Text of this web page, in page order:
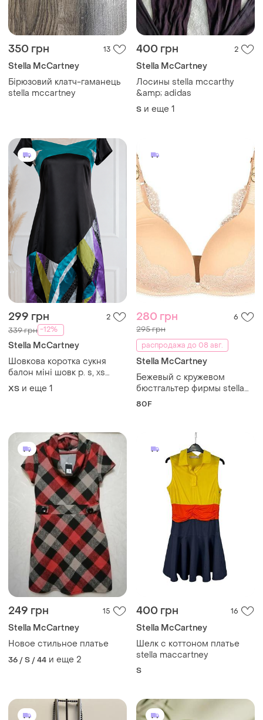
350 грн 13
Stella McCartney
Бірюзовий клатч-гаманець
stella mccartney
400 грн 2
Stella McCartney
Лосины stella mccarthy
&amp; adidas
S и еще 1
299 грн 2
339 грн -12%
Stella McCartney
Шовкова коротка сукня
балон міні шовк р. s, xs
stella mccartney шелковое
короткое летнее платье
ХS и еще 1
280 грн 6
295 грн
распродажа до 08 авг.
Stella McCartney
Бежевый с кружевом
бюстгальтер фирмы stella
mccartney размер 36е 80f
80F
249 грн 15
Stella McCartney
Новое стильное платье
36 / S / 44 и еще 2
400 грн 16
Stella McCartney
Шелк с коттоном платье
stella maccartney
S